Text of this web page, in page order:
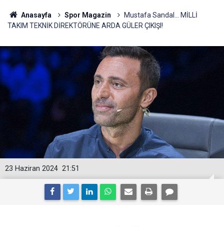
Anasayfa Spor Magazin
Mustafa Sandal... MİLLİ
TAKIM TEKNİK DİREKTÖRÜNE ARDA GÜLER ÇIKIŞI!
21:51
23 Haziran 2024